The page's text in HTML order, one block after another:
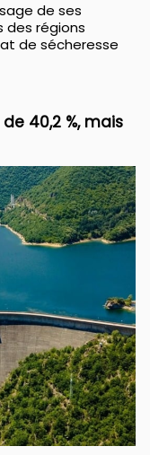
de ses
des régions
de sécheresse
40,2 %, mais